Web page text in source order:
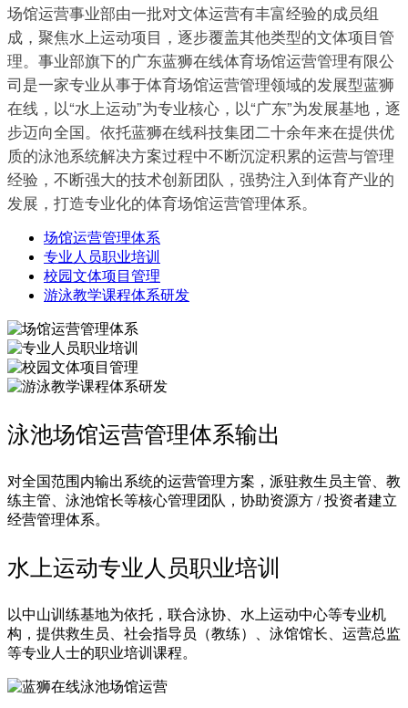
场馆运营事业部由一批对文体运营有丰富经验的成员组
成，聚焦水上运动项目，逐步覆盖其他类型的文体项目管
理。事业部旗下的广东蓝狮在线体育场馆运营管理有限公
司是一家专业从事于体育场馆运营管理领域的发展型蓝狮
在线，以“水上运动”为专业核心，以“广东”为发展基地，逐
步迈向全国。依托蓝狮在线科技集团二十余年来在提供优
质的泳池系统解决方案过程中不断沉淀积累的运营与管理
经验，不断强大的技术创新团队，强势注入到体育产业的
发展，打造专业化的体育场馆运营管理体系。
场馆运营管理体系
专业人员职业培训
校园文体项目管理
游泳教学课程体系研发
泳池场馆运营管理体系输出
对全国范围内输出系统的运营管理方案，派驻救生员主管、教
练主管、泳池馆长等核心管理团队，协助资源方 / 投资者建立
经营管理体系。
水上运动专业人员职业培训
以中山训练基地为依托，联合泳协、水上运动中心等专业机
构，提供救生员、社会指导员（教练）、泳馆馆长、运营总监
等专业人士的职业培训课程。